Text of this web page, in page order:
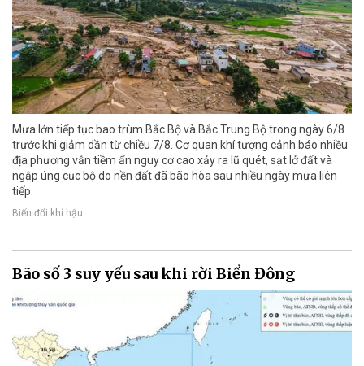
Mưa lớn tiếp tục bao trùm Bắc Bộ và Bắc Trung Bộ trong ngày 6/8
trước khi giảm dần từ chiều 7/8. Cơ quan khí tượng cảnh báo nhiều
địa phương vẫn tiềm ẩn nguy cơ cao xảy ra lũ quét, sạt lở đất và
ngập úng cục bộ do nền đất đã bão hòa sau nhiều ngày mưa liên
tiếp.
Biến đổi khí hậu
Bão số 3 suy yếu sau khi rời Biển Đông